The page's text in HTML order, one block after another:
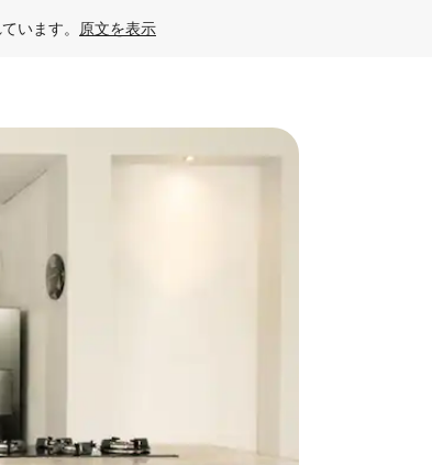
います。 原文を表示
して検索結果を確認することができます。